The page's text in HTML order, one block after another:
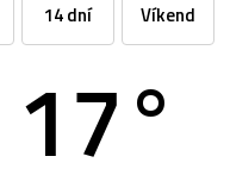
14 dní Víkend
17°